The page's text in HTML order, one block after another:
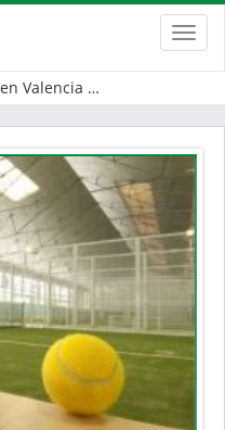
Valencia